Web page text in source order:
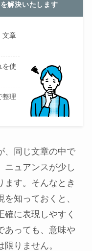
解決いたします
文章
を使
整理
、同じ文章の中で
ニュアンスが少し
ます。そんなとき
知っておくと、
に表現しやすく
あっても、意味や
りません。